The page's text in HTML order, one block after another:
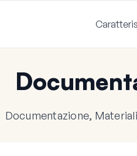
Documentazione,